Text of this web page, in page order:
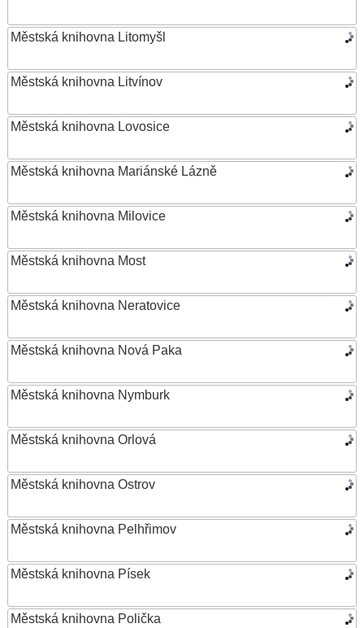
Městská knihovna Litomyšl
Městská knihovna Litvínov
Městská knihovna Lovosice
Městská knihovna Mariánské Lázně
Městská knihovna Milovice
Městská knihovna Most
Městská knihovna Neratovice
Městská knihovna Nová Paka
Městská knihovna Nymburk
Městská knihovna Orlová
Městská knihovna Ostrov
Městská knihovna Pelhřimov
Městská knihovna Písek
Městská knihovna Polička